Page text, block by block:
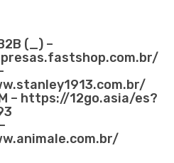
(_) –
– https://12go.asia/es?